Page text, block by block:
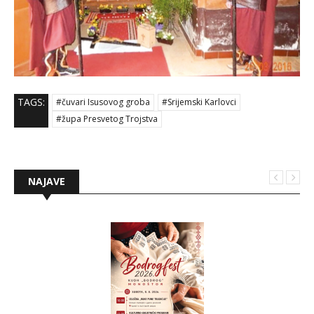
TAGS: #čuvari Isusovog groba
#Srijemski Karlovci
#župa Presvetog Trojstva
NAJAVE